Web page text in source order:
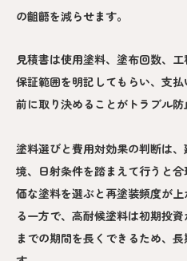
の齟齬を減らせます。
見積書は使用塗料、塗布回数、
保証範囲を明記してもらい、支
前に取り決めることがトラブル防
塗料選びと費用対効果の判断は
境、日射条件を踏まえて行うと
価な塗料を選ぶと再塗装頻度が
る一方で、高耐候塗料は初期投
までの期間を長くできるため、